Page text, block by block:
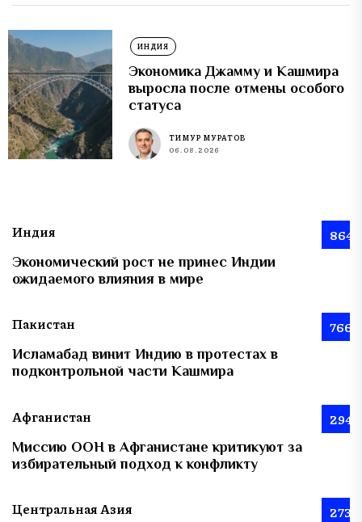
ИНДИЯ
Экономика Джамму и Кашмира
выросла после отмены особого
статуса
ТИМУР МУРАТОВ
06.08.2026
Индия 864
Экономический рост не принес Индии
ожидаемого влияния в мире
Пакистан 766
Исламабад винит Индию в протестах в
подконтрольной части Кашмира
Афганистан 294
Миссию ООН в Афганистане критикуют за
избирательный подход к конфликту
Центральная Азия 273